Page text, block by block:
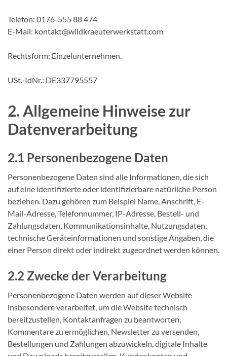
Telefon: 0176-555 88 474
E-Mail: kontakt@wildkraeuterwerkstatt.com
Rechtsform: Einzelunternehmen.
USt.-IdNr.: DE337795557
2. Allgemeine Hinweise zur
Datenverarbeitung
2.1 Personenbezogene Daten
Personenbezogene Daten sind alle Informationen, die sich
auf eine identifizierte oder identifizierbare natürliche Person
beziehen. Dazu gehören zum Beispiel Name, Anschrift, E-
Mail-Adresse, Telefonnummer, IP-Adresse, Bestell- und
Zahlungsdaten, Kommunikationsinhalte, Nutzungsdaten,
technische Geräteinformationen und sonstige Angaben, die
einer Person direkt oder indirekt zugeordnet werden können.
2.2 Zwecke der Verarbeitung
Personenbezogene Daten werden auf dieser Website
insbesondere verarbeitet, um die Website technisch
bereitzustellen, Kontaktanfragen zu beantworten,
Kommentare zu ermöglichen, Newsletter zu versenden,
Bestellungen und Zahlungen abzuwickeln, digitale Inhalte